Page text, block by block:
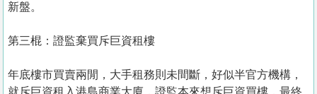
新盤。
第三棍：證監棄買斥巨資租樓
年底樓市買賣兩閒，大手租務則未間斷，好似半官方機構，
就斥巨資租入港島商業大廈，證監本來想斥巨資買樓，最終